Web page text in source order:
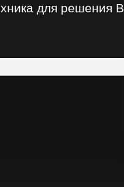
для решения